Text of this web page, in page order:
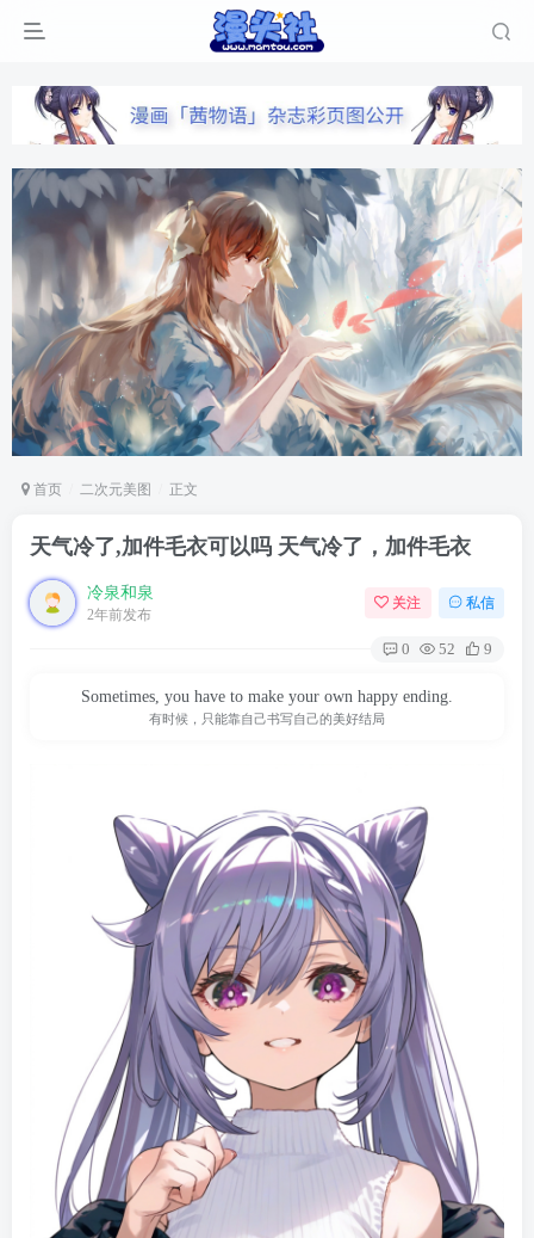
首页 二次元美图 正文
天气冷了,加件毛衣可以吗 天气冷了，加件毛衣
冷泉和泉
2年前发布
关注 私信
0 52 9
Sometimes, you have to make your own happy ending.
有时候，只能靠自己书写自己的美好结局